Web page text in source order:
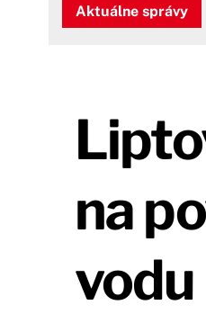
Aktuálne správy
na
vodu